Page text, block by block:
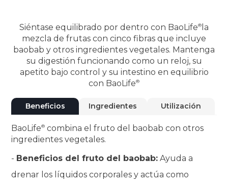
Siéntase equilibrado por dentro con BaoLife
la
mezcla de frutas con cinco fibras que incluye
baobab y otros ingredientes vegetales. Mantenga
su digestión funcionando como un reloj, su
apetito bajo control y su intestino en equilibrio
con BaoLife
Beneficios Ingredientes Utilización
BaoLife combina el fruto del baobab con otros
ingredientes vegetales.
- Beneficios del fruto del baobab: Ayuda a
drenar los líquidos corporales y actúa como